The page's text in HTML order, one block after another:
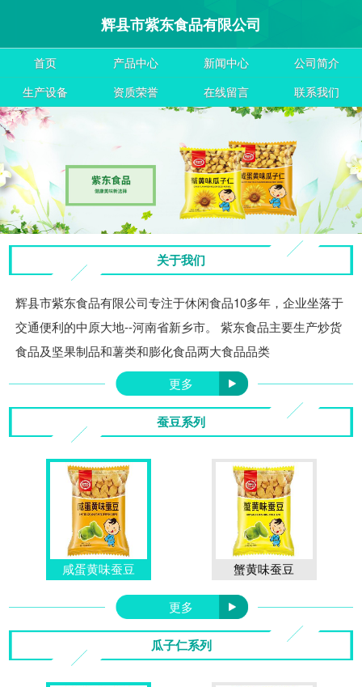
辉县市紫东食品有限公司
首页 产品中心 新闻中心
公司简介
生产设备
资质荣誉 在线留言 联系我们
关于我们
辉县市紫东食品有限公司专注于休闲食品10多年，企业坐落于
交通便利的中原大地--河南省新乡市。 紫东食品主要生产炒货
食品及坚果制品和薯类和膨化食品两大食品品类
更多
蚕豆系列
咸蛋黄味蚕豆 蟹黄味蚕豆
更多
瓜子仁系列